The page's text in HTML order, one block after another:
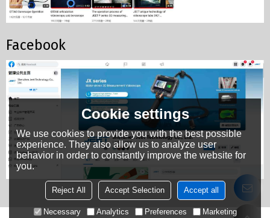
Facebook
Cookie settings
We use cookies to provide you with the best possible
experience. They also allow us to analyze user
behavior in order to constantly improve the website for
you.
Reject All Accept Selection Accept all
Necessary Analytics Preferences Marketing